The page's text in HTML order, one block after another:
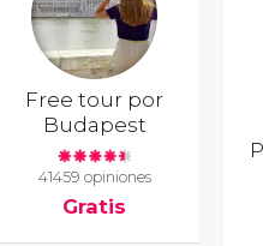
Free tour por
Budapest
41459 opiniones
Gratis